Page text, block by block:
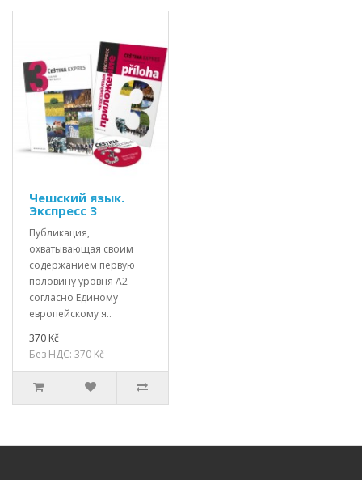
Чешский язык.
Экспресс 3
Публикация,
охватывающая своим
содержанием первую
половину уровня А2
согласно Единому
европейскому я..
370 Kč
Без НДС: 370 Kč